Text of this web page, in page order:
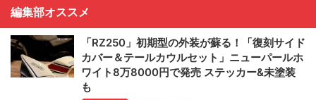
編集部オススメ
「RZ250」初期型の外装が蘇る！「復刻サイド
カバー＆テールカウルセット」ニューパールホ
ワイト8万8000円で発売 ステッカー&未塗装
も